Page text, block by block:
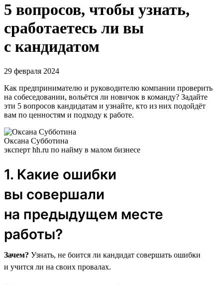
5 вопросов, чтобы узнать,
сработаетесь ли вы
с кандидатом
29 февраля 2024
Как предпринимателю и руководителю компании проверить
на собеседовании, вольётся ли новичок в команду? Задайте
эти 5 вопросов кандидатам и узнайте, кто из них подойдёт
вам по ценностям и подходу к работе.
Оксана Субботина
эксперт hh.ru по найму в малом бизнесе
1. Какие ошибки
вы совершали
на предыдущем месте
работы?
Зачем? Узнать, не боится ли кандидат совершать ошибки
и учится ли на своих провалах.